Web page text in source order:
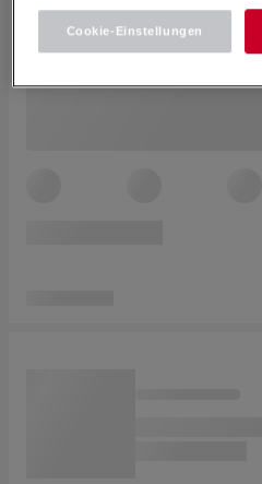
Cookie-Einstellungen